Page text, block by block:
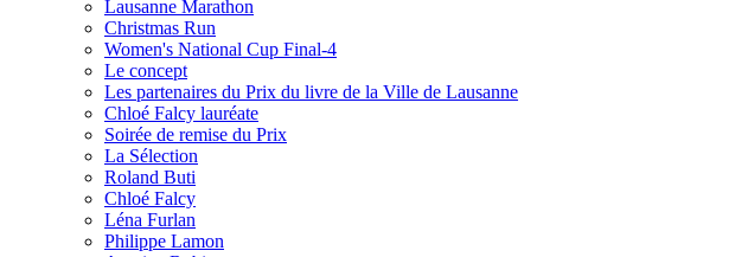
Lausanne Marathon
Christmas Run
Women's National Cup Final-4
Le concept
Les partenaires du Prix du livre de la Ville de Lausanne
Chloé Falcy lauréate
Soirée de remise du Prix
La Sélection
Roland Buti
Chloé Falcy
Léna Furlan
Philippe Lamon